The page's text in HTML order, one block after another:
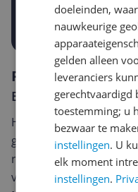
Reviews
Er zijn nog geen
Heb jij dit product in
geven? Start dan
review. Afhankelijk van
van een review
doeleinden,
nauwkeurige
gelden alleen
leveranciers
gerechtvaardigd
toestemming; u
bezwaar te
instellingen. U
elk moment
instellingen.